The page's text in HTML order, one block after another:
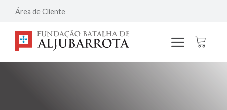
Área de Cliente